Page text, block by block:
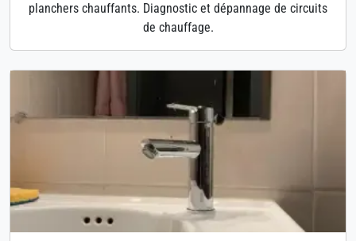
planchers chauffants. Diagnostic et dépannage de circuits
de chauffage.